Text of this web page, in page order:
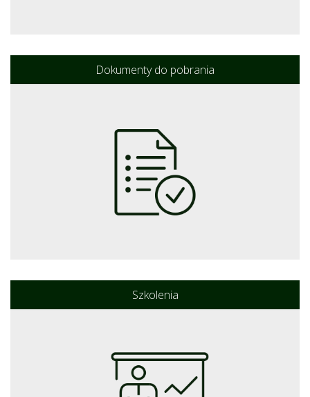
Dokumenty do pobrania
Szkolenia